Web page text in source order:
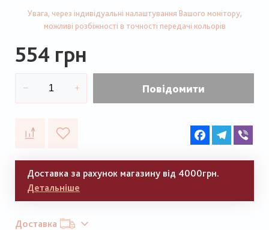
Увага, через індивідуальні налаштування Вашого монітору,
можливі розбіжності в точності передачі кольорів
554 грн
Повідомити
FacebookTelegram
Доставка за рахунок магазину від 4000грн.
Детальніше
Доставка